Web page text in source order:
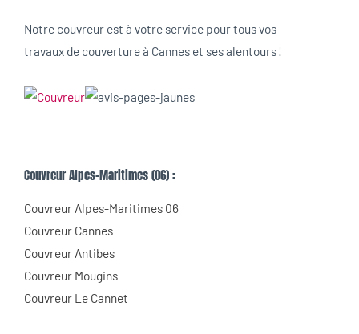
Notre couvreur est à votre service pour tous vos
travaux de couverture à Cannes et ses alentours !
Couvreur Alpes-Maritimes (06) :
Couvreur Alpes-Maritimes 06
Couvreur Cannes
Couvreur Antibes
Couvreur Mougins
Couvreur Le Cannet